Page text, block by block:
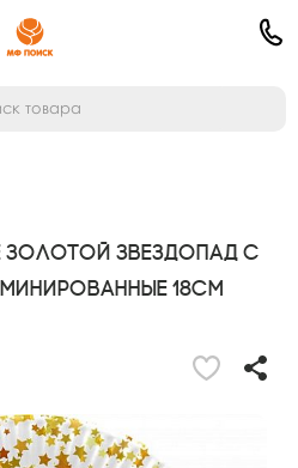
Золотой звездопад С
18см